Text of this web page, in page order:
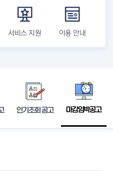
서비스 지원 이용 안내
인기조회 공고 마감임박공고